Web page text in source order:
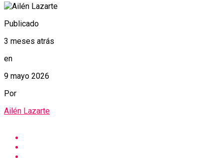
Publicado
3 meses atrás
en
9 mayo 2026
Por
Ailén Lazarte